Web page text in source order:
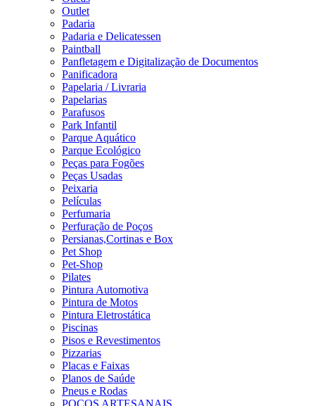
Outlet
Padaria
Padaria e Delicatessen
Paintball
Panfletagem e Digitalização de Documentos
Panificadora
Papelaria / Livraria
Papelarias
Parafusos
Park Infantil
Parque Aquático
Parque Ecológico
Peças para Fogões
Peças Usadas
Peixaria
Películas
Perfumaria
Perfuração de Poços
Persianas,Cortinas e Box
Pet Shop
Pet-Shop
Pilates
Pintura Automotiva
Pintura de Motos
Pintura Eletrostática
Piscinas
Pisos e Revestimentos
Pizzarias
Placas e Faixas
Planos de Saúde
Pneus e Rodas
POÇOS ARTESANAIS